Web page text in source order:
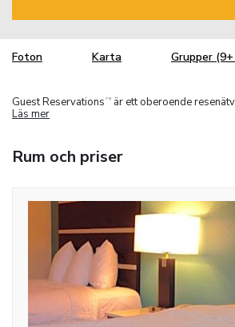
Foton Karta Grupper
Guest Reservations TM
är ett oberoende
Läs mer
Rum och priser